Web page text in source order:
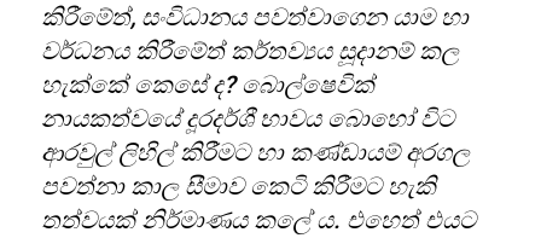
කිරීමේත්, සංවිධානය පවත්වාගෙන යාම හා
වර්ධනය කිරීමේත් කර්තව්‍යය සූදානම් කල
හැක්කේ කෙසේ ද? බොල්ෂෙවික්
නායකත්වයේ දූරදර්ශී භාවය බොහෝ විට
ආරවුල් ලිහිල් කිරීමට හා කණ්ඩායම් අරගල
පවත්නා කාල සීමාව කෙටි කිරීමට හැකි
තත්වයක් නිර්මාණය කලේ ය. එහෙත් එයට